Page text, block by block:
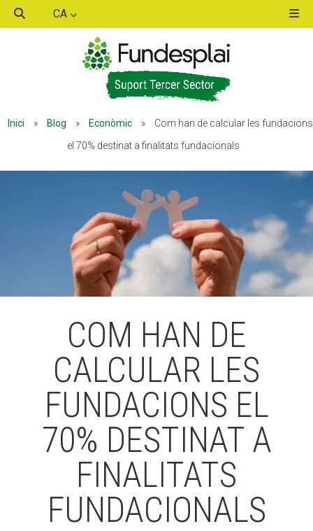
CA
Inici » Blog » Econòmic »
Com han de calcular les fundacions
el 70% destinat a finalitats fundacionals
COM HAN DE
CALCULAR LES
FUNDACIONS EL
70% DESTINAT A
FINALITATS
FUNDACIONALS
ACTIVITATS D'ESTIU
MÓN ESCOLAR
ALBERG CENTRE ESPLAI
FORMACIÓ
ACCIÓ SOCIAL I JOVES
ESPLAIS
SUPORT TERCER SECTOR
ACTIVITATS D'ESTIU
MÓN ESCOLAR
ALBERG CENTRE ESPLAI
FORMACIÓ
ACCIÓ SOCIAL I JOVES
ESPLAIS
SUPORT TERCER SECTOR